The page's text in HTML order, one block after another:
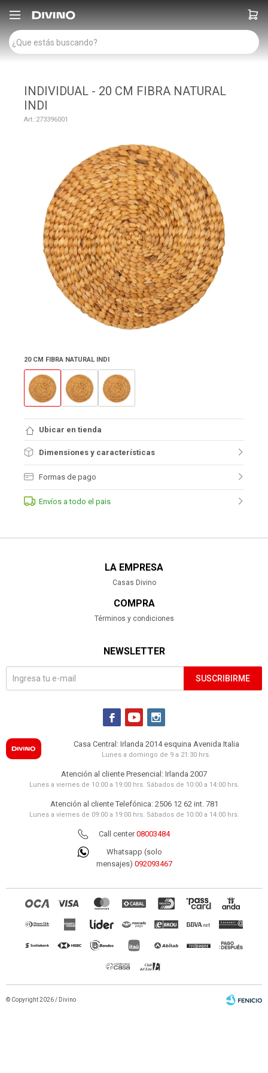

INDIVIDUAL - 20 CM FIBRA NATURAL
INDI
273396001
20 CM FIBRA NATURAL INDI
Ubicar en tienda
Dimensiones y características
Formas de pago
Envíos a todo el pais
LA EMPRESA
Casas Divino
COMPRA
Términos y condiciones
NEWSLETTER
SUSCRIBIRME
  
Casa Central: Irlanda 2014 esquina Avenida Italia
Lunes a domingo de 9 a 21:30 hrs.
Atención al cliente Presencial: Irlanda 2007
Lunes a viernes de 10:00 a 19:00 hrs. Sábados de 10:00 a 14:00 hrs.
Atención al cliente Telefónica: 2506 12 62 int. 781
Lunes a viernes de 09:00 a 19:00 hrs. Sábados de 10:00 a 14:00 hrs.
Call center08003484
Whatsapp (solo
mensajes) 092093467
© Copyright 2026 / Divino